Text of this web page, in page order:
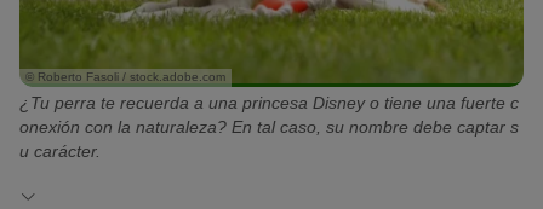
© Roberto Fasoli / stock.adobe.com
¿Tu perra te recuerda a una princesa Disney o tiene una fuerte c
onexión con la naturaleza? En tal caso, su nombre debe captar s
u carácter.